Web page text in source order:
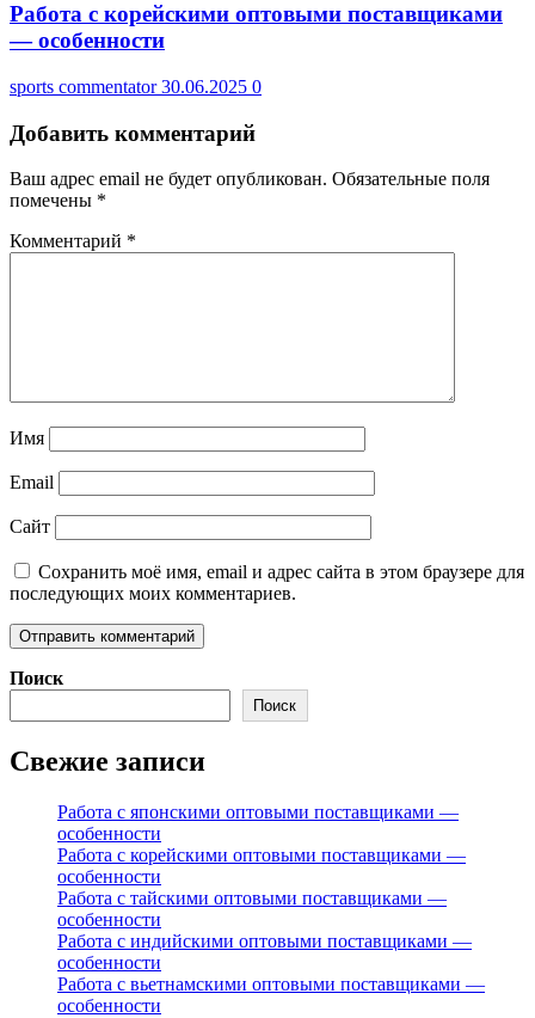
Работа с корейскими оптовыми поставщиками
— особенности
sports commentator30.06.2025 0
Добавить комментарий
Ваш адрес email не будет опубликован. Обязательные поля
помечены *
Комментарий *
Имя
Email
Сайт
Сохранить моё имя, email и адрес сайта в этом браузере для
последующих моих комментариев.
Поиск
Поиск
Свежие записи
Работа с японскими оптовыми поставщиками —
особенности
Работа с корейскими оптовыми поставщиками —
особенности
Работа с тайскими оптовыми поставщиками —
особенности
Работа с индийскими оптовыми поставщиками —
особенности
Работа с вьетнамскими оптовыми поставщиками —
особенности